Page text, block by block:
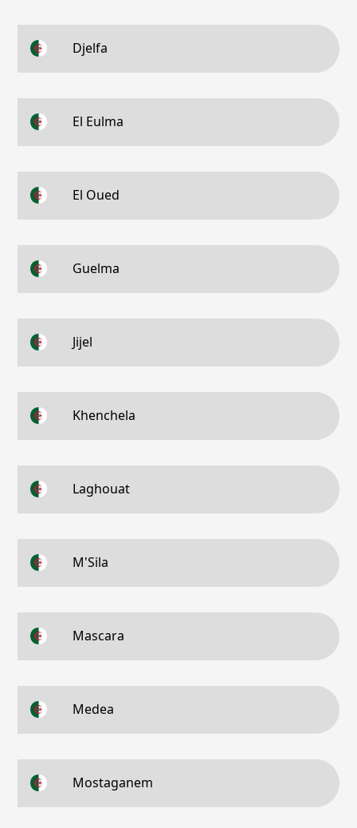
Djelfa
El Eulma
El Oued
Guelma
Jijel
Khenchela
Laghouat
M'Sila
Mascara
Medea
Mostaganem